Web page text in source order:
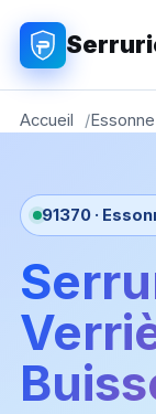
Accueil Essonne
91370 ·